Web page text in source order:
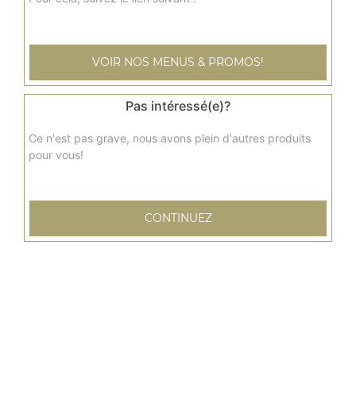
Glace pistache 2 boules
Glace café 2 boules
4.00€
Glace chocolat 2 boules
Glace fraise 2 boules
VOIR NOS MENUS & PROMOS!
Pas intéressé(e)?
Ce n'est pas grave, nous avons plein d'autres produits
pour vous!
CONTINUEZ